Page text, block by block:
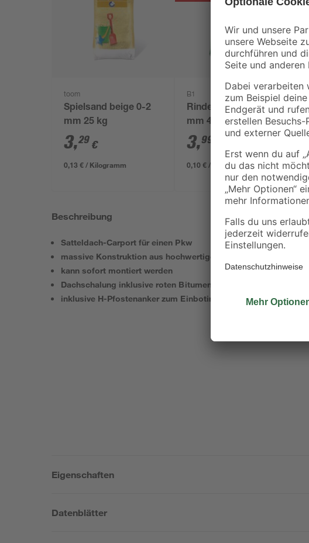
toom
Spielsand beige 0-2
mm 25 kg
3,29 €
0,13 € / Kilogramm
B1
Rindenmulch 0-40
mm 40 l
3,99
0,10 € / Liter
Beschreibung
Satteldach-Carport für einen Pkw
massive Konstruktion aus hochwertigem Leimholz
kann sofort montiert werden
Dachschalung inklusive roten Bitumenschindeln
inklusive H-Pfostenanker zum Einbotinieren
Eigenschaften
Datenblätter